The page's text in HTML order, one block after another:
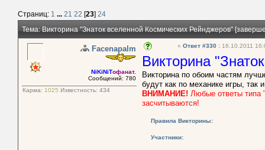
Страниц: 1 ... 21 22 [23] 24
Тема: Викторина "Знаток вселенной Космических Рейнджеров"
Facenapalm
NiKiNiTофанат.
Сообщений: 780
Карма: 1025 Известность: 434
« Ответ #330 : 16.10.2011
Викторина
Викторина по обоим частям
будут как по механике игры,
ВНИМАНИЕ! Любые ответы типа
засчитываются!
Правила Викторины:
Участники: